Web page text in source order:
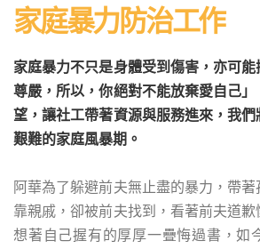
家庭暴力防治工作
家庭暴力不只是身體受到傷害，亦可
尊嚴，所以，你絕對不能放棄愛自己
望，讓社工帶著資源與服務進來，我
艱難的家庭風暴期。
阿華為了躲避前夫無止盡的暴力，帶
靠親戚，卻被前夫找到，看著前夫道
想著自己握有的厚厚一疊悔過書，如